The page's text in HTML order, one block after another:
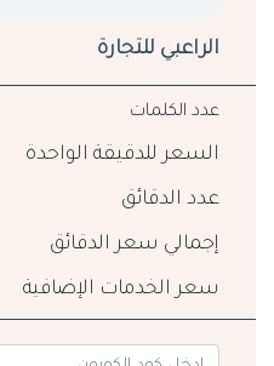
الراعبي للتجارة
عدد الكلمات
السعر للدقيقة الواحدة
عدد الدقائق
إجمالي سعر الدقائق
سعر الخدمات الإضافية